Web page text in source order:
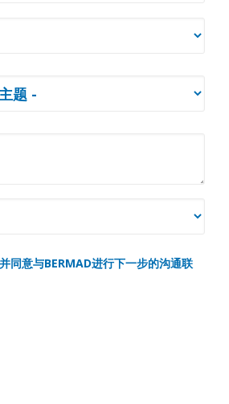
并同意与BERMAD进行下一步的沟通联